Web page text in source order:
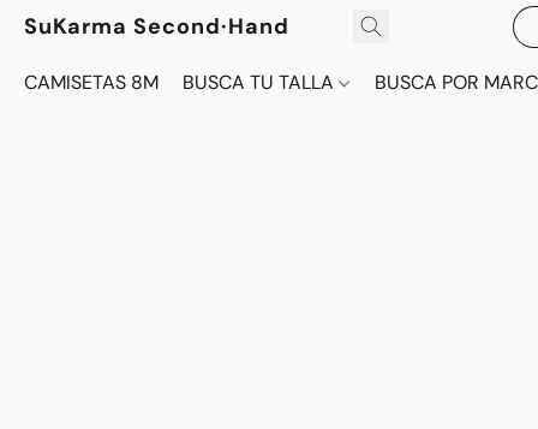
SuKarma Second·Hand
CAMISETAS 8M BUSCA TU TALLA BUSCA POR